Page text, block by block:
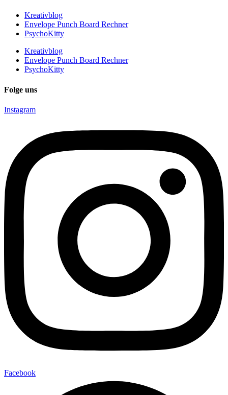
Kreativblog
Envelope Punch Board Rechner
PsychoKitty
Kreativblog
Envelope Punch Board Rechner
PsychoKitty
Folge uns
Instagram
Facebook